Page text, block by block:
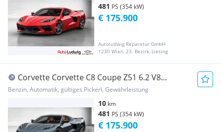
481 PS (354 kW)
Autoludwig Reparatur GmbH
1230 Wien, 23. Bezirk, Liesing
€ 175.900
Corvette Corvette C8 Coupe Z51 6.2 V8
Europamodell jetzt...
Benzin, Automatik, gültiges Pickerl, Gewährleistung
10 km
481 PS (354 kW)
€ 175.900